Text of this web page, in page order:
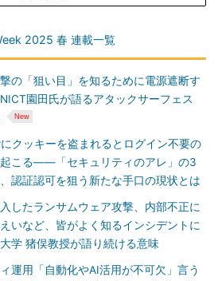
2025 春 連載一覧
の「狙い目」を知るために電源遮断す
園田氏が語るアタックサーフェス
クッキーを盗まれるとログイン不要の
こる――「セキュリティのアレ」の3
認証認可を狙う新たな手口の現状とは
したランサムウェア攻撃、内部不正に
いなど、皆がよく知るインシデントに
学 猪俣教授が語り続ける意味
運用「自動化やAI活用が不可欠」言う